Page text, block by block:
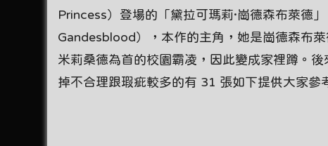
Princess）登場的「黛拉可瑪莉·崗德森布萊德
Gandesblood），本作的主角，她是崗德森布
米莉桑德為首的校園霸凌，因此變成家裡蹲。
掉不合理跟瑕疵較多的有 31 張如下提供大家參